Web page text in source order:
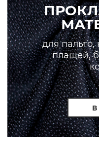
для пальто,
плащей,
В